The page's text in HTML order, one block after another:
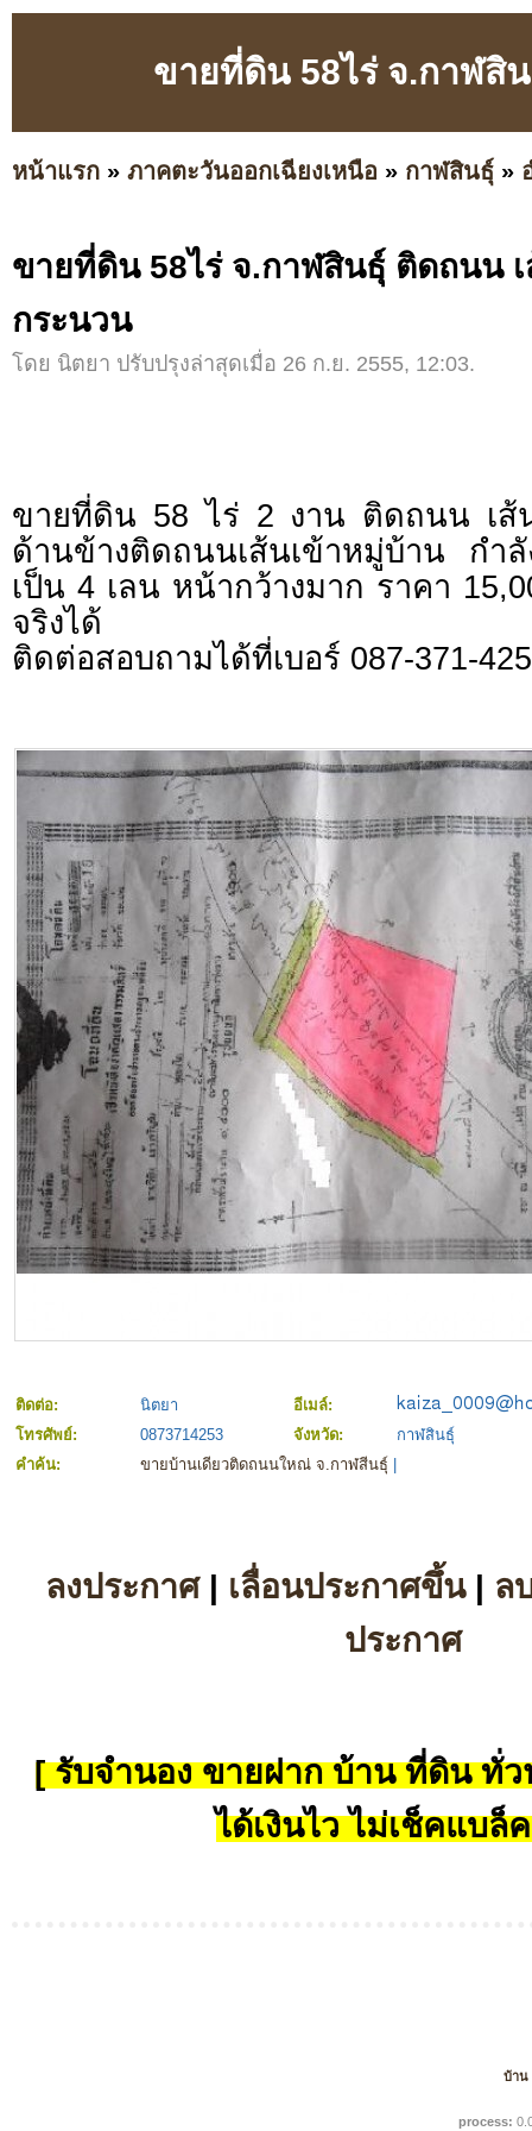
ขายที่ดิน 58ไร่ จ.กาฬสิ
หน้าแรก » ภาคตะวันออกเฉียงเหนือ » กาฬสินธุ์ »
ขายที่ดิน 58ไร่ จ.กาฬสินธุ์ ติดถนน
กระนวน
โดย นิตยา ปรับปรุงล่าสุดเมื่อ 26 ก.ย. 2555, 12:03.
ขายที่ดิน 58 ไร่ 2 งาน ติดถนน เ
ด้านข้างติดถนนเส้นเข้าหมู่บ้าน กำ
เป็น 4 เลน หน้ากว้างมาก ราคา
จริงได้
ติดต่อสอบถามได้ที่เบอร์ 087-371-
ติดต่อ: นิตยา
อีเมล์:
โทรศัพย์:
0873714253 จังหวัด:
กาฬสินธุ์
คำค้น:
ขายบ้านเดียวติดถนนใหณ่ จ.กาฬสีนธุ์
ลงประกาศ| เลื่อนประกาศขึ้น| ล
ประกาศ
[ รับจำนอง ขายฝาก บ้าน ที่ดิน ทั่ว
ได้เงินไว ไม่เช็คแบล็
บ้าน
process: